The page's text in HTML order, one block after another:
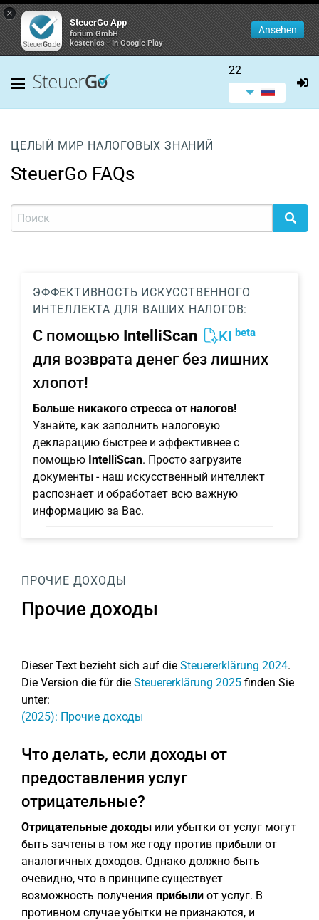
×
SteuerGo App
forium GmbH
kostenlos - In Google Play
Ansehen
22
ЦЕЛЫЙ МИР НАЛОГОВЫХ ЗНАНИЙ
SteuerGo FAQs
ЭФФЕКТИВНОСТЬ ИСКУССТВЕННОГО
ИНТЕЛЛЕКТА ДЛЯ ВАШИХ НАЛОГОВ:
С помощью IntelliScan KI beta
для возврата денег без лишних
хлопот!
Больше никакого стресса от налогов!
Узнайте, как заполнить налоговую
декларацию быстрее и эффективнее с
помощью IntelliScan. Просто загрузите
документы - наш искусственный интеллект
распознает и обработает всю важную
информацию за Вас.
ПРОЧИЕ ДОХОДЫ
Прочие доходы
Dieser Text bezieht sich auf die Steuererklärung 2024.
Die Version die für die Steuererklärung 2025 finden Sie
unter:
(2025): Прочие доходы
Что делать, если доходы от
предоставления услуг
отрицательные?
Отрицательные доходы или убытки от услуг могут
быть зачтены в том же году против прибыли от
аналогичных доходов. Однако должно быть
очевидно, что в принципе существует
возможность получения прибыли от услуг. В
противном случае убытки не признаются, и